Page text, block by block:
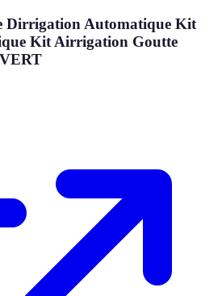
Dirrigation Automatique Kit
Kit Airrigation Goutte